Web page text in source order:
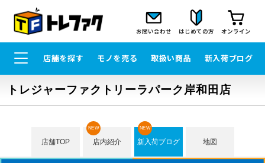
お問い合わせ はじめての方 オンライン
店舗を探す モノを売る 取扱い商品 新入荷ブログ
トレジャーファクトリーラパーク岸和田店
店舗TOP 店内紹介
NEW
新入荷ブログ
NEW
地図